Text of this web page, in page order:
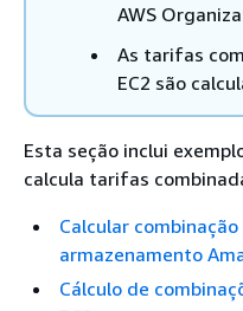
AWS
As tarifas
EC2 são
Esta seção inclui
calcula tarifas
Calcular
armazenamento
Cálculo de